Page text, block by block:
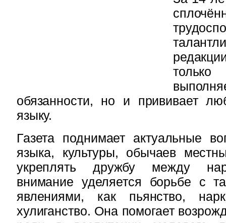
только
обязанности, но и прививает
языку.
Газета поднимает актуальные
языка, культуры, обычаев
укреплять дружбу между
внимание уделяется борьбе с
явлениями, как пьянство,
хулиганство. Она помогает